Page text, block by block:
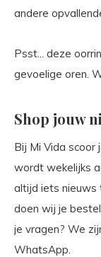
andere
Psst... deze
gevoelige oren.
Shop jouw
Bij Mi Vida scoor
wordt wekelijks
altijd iets nieuws
doen wij je
je vragen? We
WhatsApp.